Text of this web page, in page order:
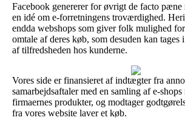
Facebook genererer for øvrigt de facto
en idé om e-forretningens troværdighed.
endda webshops som giver folk mulighed
omtale af deres køb, som desuden kan
af tilfredsheden hos kunderne.
Vores side er finansieret af indtægter fra
samarbejdsaftaler med en samling af e-
firmaernes produkter, og modtager
fra vores website laver et køb.